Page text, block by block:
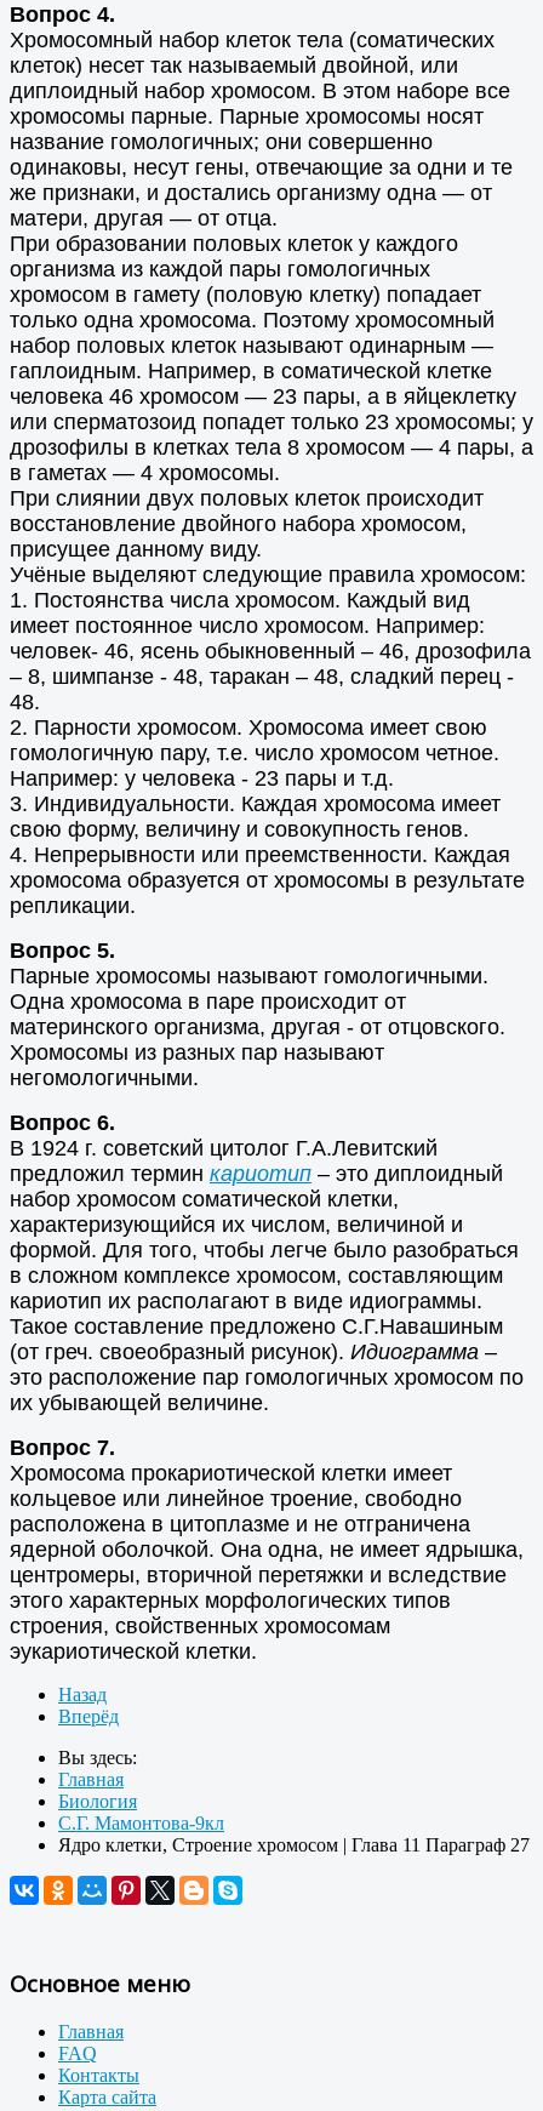
Вопрос 4.
Хромосомный набор клеток тела (соматических
клеток) несет так называемый двойной, или
диплоидный набор хромосом. В этом наборе все
хромосомы парные. Парные хромосомы носят
название гомологичных; они совершенно
одинаковы, несут гены, отвечающие за одни и те
же признаки, и достались организму одна — от
матери, другая — от отца.
При образовании половых клеток у каждого
организма из каждой пары гомологичных
хромосом в гамету (половую клетку) попадает
только одна хромосома. Поэтому хромосомный
набор половых клеток называют одинарным —
гаплоидным. Например, в соматической клетке
человека 46 хромосом — 23 пары, а в яйцеклетку
или сперматозоид попадет только 23 хромосомы; у
дрозофилы в клетках тела 8 хромосом — 4 пары, а
в гаметах — 4 хромосомы.
При слиянии двух половых клеток происходит
восстановление двойного набора хромосом,
присущее данному виду.
Учёные выделяют следующие правила хромосом:
1. Постоянства числа хромосом. Каждый вид
имеет постоянное число хромосом. Например:
человек- 46, ясень обыкновенный – 46, дрозофила
– 8, шимпанзе - 48, таракан – 48, сладкий перец -
48.
2. Парности хромосом. Хромосома имеет свою
гомологичную пару, т.е. число хромосом четное.
Например: у человека - 23 пары и т.д.
3. Индивидуальности. Каждая хромосома имеет
свою форму, величину и совокупность генов.
4. Непрерывности или преемственности. Каждая
хромосома образуется от хромосомы в результате
репликации.
Вопрос 5.
Парные хромосомы называют гомологичными.
Одна хромосома в паре происходит от
материнского организма, другая - от отцовского.
Хромосомы из разных пар называют
негомологичными.
Вопрос 6.
В 1924 г. советский цитолог Г.А.Левитский
предложил термин кариотип – это диплоидный
набор хромосом соматической клетки,
характеризующийся их числом, величиной и
формой. Для того, чтобы легче было разобраться
в сложном комплексе хромосом, составляющим
кариотип их располагают в виде идиограммы.
Такое составление предложено С.Г.Навашиным
(от греч. своеобразный рисунок). Идиограмма –
это расположение пар гомологичных хромосом по
их убывающей величине.
Вопрос 7.
Хромосома прокариотической клетки имеет
кольцевое или линейное троение, свободно
расположена в цитоплазме и не отграничена
ядерной оболочкой. Она одна, не имеет ядрышка,
центромеры, вторичной перетяжки и вследствие
этого характерных морфологических типов
строения, свойственных хромосомам
эукариотической клетки.
Назад
Вперёд
Вы здесь:
Главная
Биология
С.Г. Мамонтова-9кл
Ядро клетки, Строение хромосом | Глава 11 Параграф 27
Основное меню
Главная
FAQ
Контакты
Карта сайта